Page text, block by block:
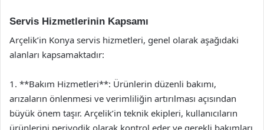
Servis Hizmetlerinin Kapsamı
Arçelik’in Konya servis hizmetleri, genel olarak aşağıdaki
alanları kapsamaktadır:
1. **Bakım Hizmetleri**: Ürünlerin düzenli bakımı,
arızaların önlenmesi ve verimliliğin artırılması açısından
büyük önem taşır. Arçelik’in teknik ekipleri, kullanıcıların
ürünlerini periyodik olarak kontrol eder ve gerekli bakımları